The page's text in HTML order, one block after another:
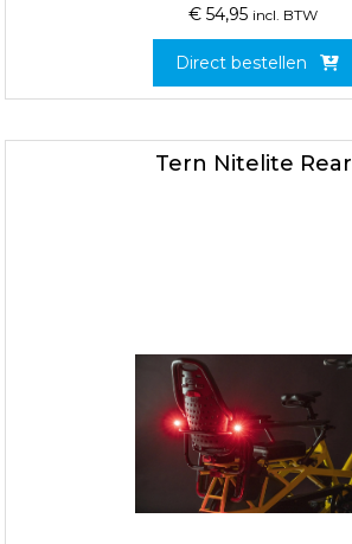
€ 54,95 incl. BTW
Direct bestellen
Tern Nitelite Rear